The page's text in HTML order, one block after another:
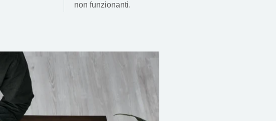
non funzionanti.